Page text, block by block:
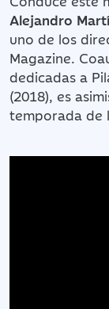
Alejandro
uno de los
Magazine.
dedicadas a
(2018), es
temporada de